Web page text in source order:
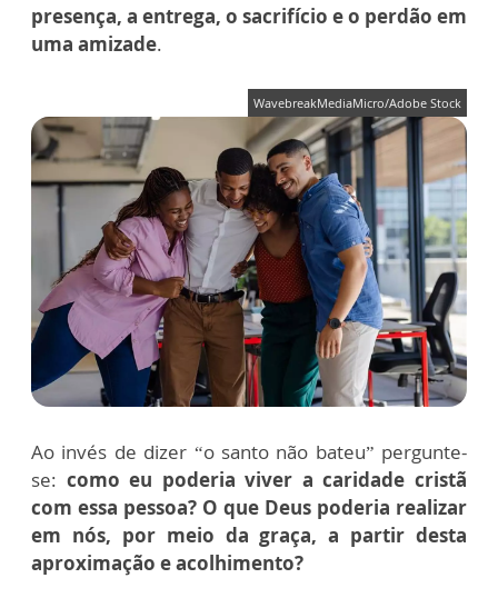
presença, a entrega, o sacrifício e o perdão em
uma amizade.
WavebreakMediaMicro/Adobe Stock
Ao invés de dizer “o santo não bateu” pergunte-
se: como eu poderia viver a caridade cristã
com essa pessoa? O que Deus poderia realizar
em nós, por meio da graça, a partir desta
aproximação e acolhimento?